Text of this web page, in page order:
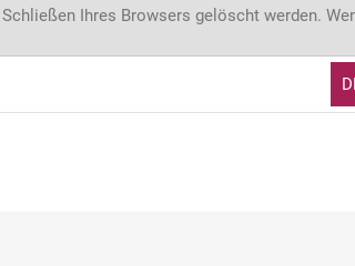
Ihres Browsers gelöscht werden.